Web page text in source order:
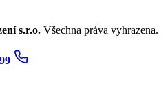
s.r.o. Všechna práva vyhrazena.